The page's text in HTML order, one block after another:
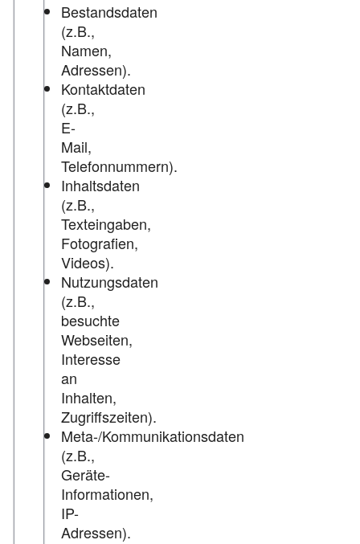
Bestandsdaten
(z.B.,
Namen,
Adressen).
Kontaktdaten
(z.B.,
E-
Mail,
Telefonnummern).
Inhaltsdaten
(z.B.,
Texteingaben,
Fotografien,
Videos).
Nutzungsdaten
(z.B.,
besuchte
Webseiten,
Interesse
an
Inhalten,
Zugriffszeiten).
Meta-/Kommunikationsdaten
(z.B.,
Geräte-
Informationen,
IP-
Adressen).